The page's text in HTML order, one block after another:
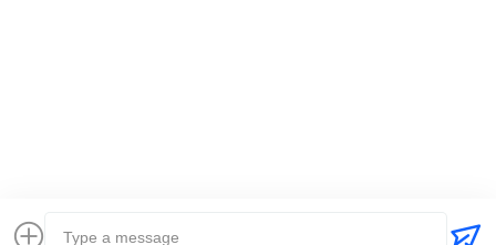
© 2026 Hunan Hentg Power Electric Technology Co., Ltd.. All Rights